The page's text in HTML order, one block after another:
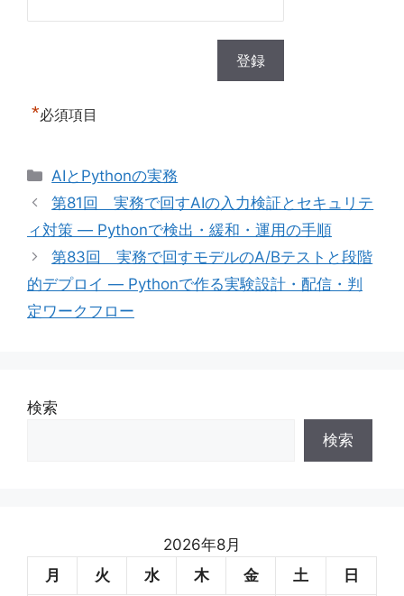
*必須項目
カ
テ
ゴ
リ
ー
AIとPythonの実務
第81回 実務で回すAIの入力検証とセキュリテ
ィ対策 — Pythonで検出・緩和・運用の手順
第83回 実務で回すモデルのA/Bテストと段階
的デプロイ — Pythonで作る実験設計・配信・判
定ワークフロー
検索
検索
2026年8月
月
火 水 木 金 土 日